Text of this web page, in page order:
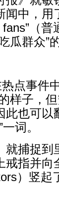
闻中，用
（普
瓜群众”
热点事件
样子，
此也可以
词。
就捕捉到
戒指并向
）竖起